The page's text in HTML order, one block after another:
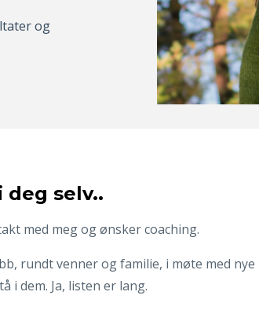
og
deg selv..
med meg og ønsker coaching.
rundt venner og familie, i møte med
i dem. Ja, listen er lang.